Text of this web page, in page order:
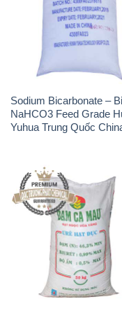
Sodium Bicarbonate –
NaHCO3 Feed Grade
Yuhua Trung Quốc